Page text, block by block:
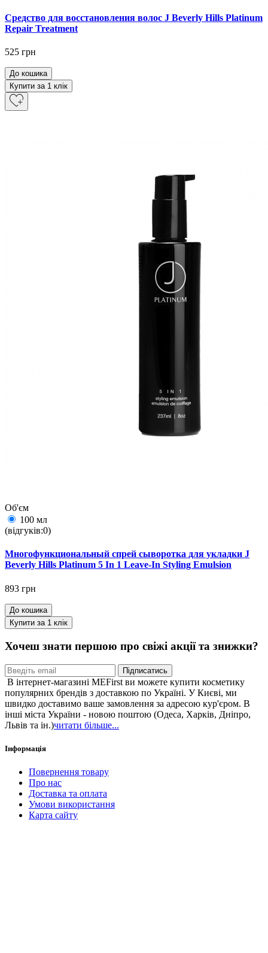
Средство для восстановления волос J Beverly Hills Platinum
Repair Treatment
525 грн
До кошика
Купити за 1 клiк
Об'єм
100 мл
(відгуків:0)
Многофункциональный спрей сыворотка для укладки J
Beverly Hills Platinum 5 In 1 Leave-In Styling Emulsion
893 грн
До кошика
Купити за 1 клiк
Хочеш знати першою про свіжі акції та знижки?
Підписатись
В інтернет-магазині MEFirst ви можете купити косметику
популярних брендів з доставкою по Україні. У Києві, ми
швидко доставимо ваше замовлення за адресою кур'єром. В
інші міста України - новою поштою (Одеса, Харків, Дніпро,
Львів та ін.)читати більше...
Інформація
Повернення товару
Про нас
Доставка та оплата
Умови використання
Карта сайту